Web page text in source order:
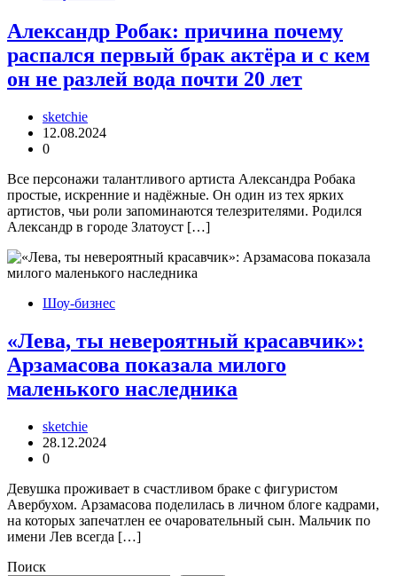
Александр Робак: причина почему
распался первый брак актёра и с кем
он не разлей вода почти 20 лет
sketchie
12.08.2024
0
Все персонажи талантливого артиста Александра Робака
простые, искренние и надёжные. Он один из тех ярких
артистов, чьи роли запоминаются телезрителями. Родился
Александр в городе Златоуст […]
Шоу-бизнес
«Лева, ты невероятный красавчик»:
Арзамасова показала милого
маленького наследника
sketchie
28.12.2024
0
Девушка проживает в счастливом браке с фигуристом
Авербухом. Арзамасова поделилась в личном блоге кадрами,
на которых запечатлен ее очаровательный сын. Мальчик по
имени Лев всегда […]
Поиск